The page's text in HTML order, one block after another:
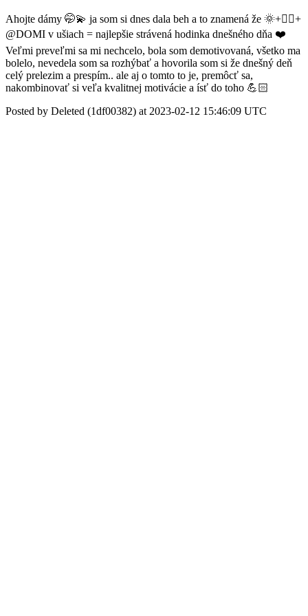
Ahojte dámy 🤭💫 ja som si dnes dala beh a to znamená že 🌞+🏃‍♀️+
@DOMI v ušiach = najlepšie strávená hodinka dnešného dňa ❤️
Veľmi preveľmi sa mi nechcelo, bola som demotivovaná, všetko ma
bolelo, nevedela som sa rozhýbať a hovorila som si že dnešný deň
celý prelezim a prespím.. ale aj o tomto to je, premôcť sa,
nakombinovať si veľa kvalitnej motivácie a ísť do toho 💪🏻
Posted by Deleted (1df00382) at 2023-02-12 15:46:09 UTC